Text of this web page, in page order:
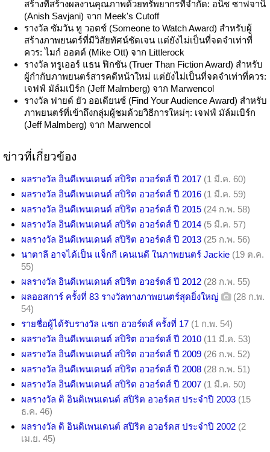
สร้างที่สร้างผลงานคุณภาพด้วยทรัพยากรที่จำกัด: อนิช ซาฟจานิ
(Anish Savjani) จาก Meek's Cutoff
รางวัล ซัมวัน ทู วอตช์ (Someone to Watch Award) สำหรับผู้
สร้างภาพยนตร์ที่มีวิสัยทัศน์ชัดเจน แต่ยังไม่เป็นที่จดจำเท่าที่
ควร: ไมก์ ออตต์ (Mike Ott) จาก Littlerock
รางวัล ทรูเออร์ แธน ฟิกชัน (Truer Than Fiction Award) สำหรับ
ผู้กำกับภาพยนตร์สารคดีหน้าใหม่ แต่ยังไม่เป็นที่จดจำเท่าที่ควร:
เจฟฟ์ มัล์มเบิร์ก (Jeff Malmberg) จาก Marwencol
รางวัล ฟายด์ ยัว ออเดียนซ์ (Find Your Audience Award) สำหรับ
ภาพยนตร์ที่เข้าถึงกลุ่มผู้ชมด้วยวิธีการใหม่ๆ: เจฟฟ์ มัล์มเบิร์ก
(Jeff Malmberg) จาก Marwencol
ข่าวที่เกี่ยวข้อง
ผลรางวัล อินดีเพนเดนต์ สปิริต อวอร์ดส์ ปี 2017 (1 มี.ค. 60)
ผลรางวัล อินดีเพนเดนต์ สปิริต อวอร์ดส์ ปี 2016 (1 มี.ค. 59)
ผลรางวัล อินดีเพนเดนต์ สปิริต อวอร์ดส์ ปี 2015 (24 ก.พ. 58)
ผลรางวัล อินดีเพนเดนต์ สปิริต อวอร์ดส์ ปี 2014 (5 มี.ค. 57)
ผลรางวัล อินดีเพนเดนต์ สปิริต อวอร์ดส์ ปี 2013 (25 ก.พ. 56)
นาตาลี อาจได้เป็น แจ็กกี เคนเนดี ในภาพยนตร์ Jackie (19 ต.ค.
55)
ผลรางวัล อินดีเพนเดนต์ สปิริต อวอร์ดส์ ปี 2012 (28 ก.พ. 55)
ผลออสการ์ ครั้งที่ 83 รางวัลทางภาพยนตร์สุดยิ่งใหญ่
(28 ก.พ.
54)
รายชื่อผู้ได้รับรางวัล แซก อวอร์ดส์ ครั้งที่ 17 (1 ก.พ. 54)
ผลรางวัล อินดีเพนเดนต์ สปิริต อวอร์ดส์ ปี 2010 (11 มี.ค. 53)
ผลรางวัล อินดีเพนเดนต์ สปิริต อวอร์ดส์ ปี 2009 (26 ก.พ. 52)
ผลรางวัล อินดีเพนเดนต์ สปิริต อวอร์ดส์ ปี 2008 (28 ก.พ. 51)
ผลรางวัล อินดีเพนเดนต์ สปิริต อวอร์ดส์ ปี 2007 (1 มี.ค. 50)
ผลรางวัล ดิ อินดิเพนเดนต์ สปิริต อวอร์ดส ประจำปี 2003 (15
ธ.ค. 46)
ผลรางวัล ดิ อินดิเพนเดนต์ สปิริต อวอร์ดส ประจำปี 2002 (2
เม.ย. 45)